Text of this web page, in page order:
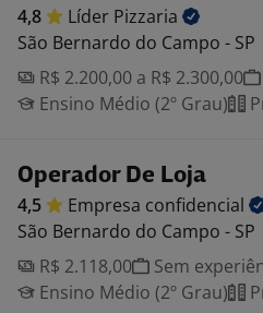
4,8 Líder Pizzaria
São Bernardo do Campo - SP
R$ 2.200,00 a R$ 2.300,00
Ensino Médio (2º Grau)
Operador De Loja
4,5 Empresa confidencial
São Bernardo do Campo - SP
R$ 2.118,00
Sem
Ensino Médio (2º Grau)